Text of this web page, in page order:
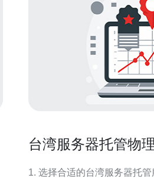
台湾服务器托管物
1. 选择合适的台湾服务器托管服务商 在进行物